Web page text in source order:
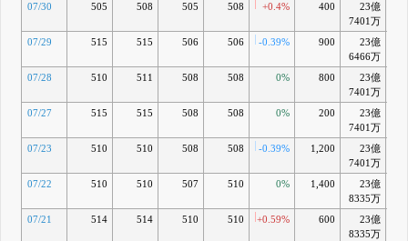
F
16:00 非上
等の決算に
らせ
3月 30, 2026
異動に関す
15:30 株式
取得（子会
する株式譲
3月 26, 2026
07/30 505 508 505 508 +0.4% 400
23億
7401万
07/29 515 515 506 506 -0.39% 900
23億
6466万
07/28 510 511 508 508 0% 800
23億
7401万
07/27 515 515 508 508 0% 200
23億
7401万
07/23 510 510 508 508 -0.39% 1,200
23億
7401万
07/22 510 510 507 510 0% 1,400
23億
8335万
07/21 514 514 510 510 +0.59% 600
23億
8335万